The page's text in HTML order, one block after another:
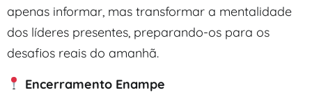
apenas informar, mas transformar a mentalidade
dos líderes presentes, preparando-os para os
desafios reais do amanhã.
Encerramento Enampe